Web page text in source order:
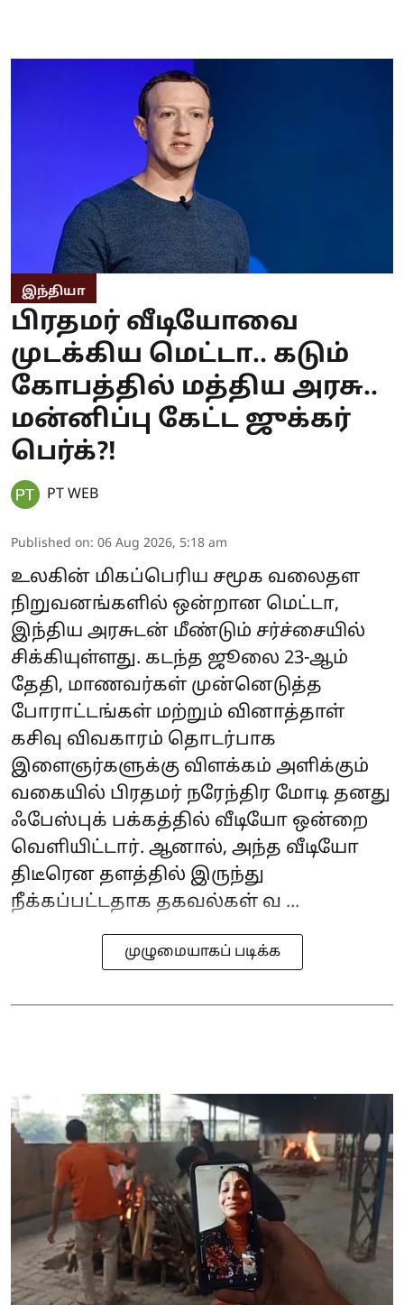
இந்தியா
பிரதமர் வீடியோவை
முடக்கிய மெட்டா.. கடும்
கோபத்தில் மத்திய அரசு..
மன்னிப்பு கேட்ட ஜுக்கர்
பெர்க்?!
PT WEB
Published on: 06 Aug 2026, 5:18 am
உலகின் மிகப்பெரிய சமூக வலைதள
நிறுவனங்களில் ஒன்றான மெட்டா,
இந்திய அரசுடன் மீண்டும் சர்ச்சையில்
சிக்கியுள்ளது. கடந்த ஜூலை 23-ஆம்
தேதி, மாணவர்கள் முன்னெடுத்த
போராட்டங்கள் மற்றும் வினாத்தாள்
கசிவு விவகாரம் தொடர்பாக
இளைஞர்களுக்கு விளக்கம் அளிக்கும்
வகையில் பிரதமர் நரேந்திர மோடி தனது
ஃபேஸ்புக் பக்கத்தில் வீடியோ ஒன்றை
வெளியிட்டார். ஆனால், அந்த வீடியோ
திடீரென தளத்தில் இருந்து
நீக்கப்பட்டதாக தகவல்கள் வ ...
முழுமையாகப் படிக்க